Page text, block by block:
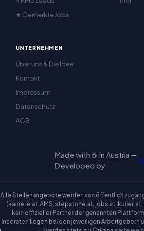
★ Gemerkte Jobs
UNTERNEHMEN
Über uns & Die Idee
Kontakt
Impressum
Datenschutz
AGB
Made with ☕ in Austria —
Developed by
Alle Stellenangebote werden von öffentlich
(karriere.at, AMS, stepstone.at, jobs.at,
kein offizieller Partner der genannten
Inseraten liegen bei den jeweiligen Arbeitgebern